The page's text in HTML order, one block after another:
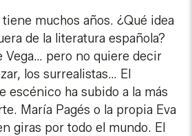
muchos años. ¿Qué idea
de la literatura española?
Vega… pero no quiere decir
los surrealistas… El
escénico ha subido a la más
María Pagés o la propia Eva
giras por todo el mundo. El